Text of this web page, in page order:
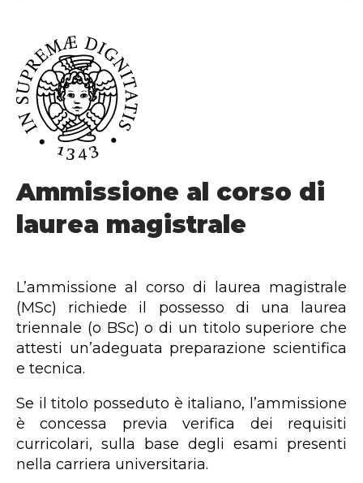
Ammissione al corso di
laurea magistrale
L’ammissione al corso di laurea magistrale
(MSc) richiede il possesso di una laurea
triennale (o BSc) o di un titolo superiore che
attesti un’adeguata preparazione scientifica
e tecnica.
Se il titolo posseduto è italiano, l’ammissione
è concessa previa verifica dei requisiti
curricolari, sulla base degli esami presenti
nella carriera universitaria.